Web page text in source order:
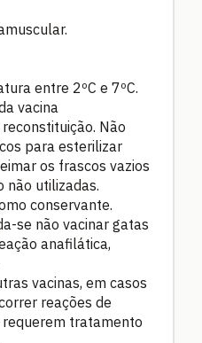
entre 2ºC e 7ºC.
vacina
Não
para esterilizar
os frascos vazios
não utilizadas.
conservante.
se não vacinar gatas
anafilática,
vacinas, em casos
reações de
requerem tratamento